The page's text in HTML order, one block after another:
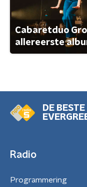
Cabaretduo
allereerste
DE BESTE
Radio
Programmering